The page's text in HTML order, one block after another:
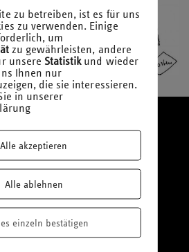
mbB
zu betreiben, ist es für uns
zu verwenden. Einige
um
zu gewährleisten, andere
unsere Statistikund wieder
Ihnen nur
die sie interessieren.
in unserer
Alle akzeptieren
Alle ablehnen
einzeln bestätigen